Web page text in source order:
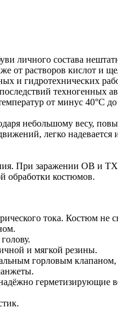
личного состава
от растворов кислот
и гидротехнических
техногенных
от минус 40°С
небольшому весу,
легко надевается
При заражении ОВ и
обработки костюмов.
тока. Костюм не
и мягкой резины.
горловым
герметизирующие